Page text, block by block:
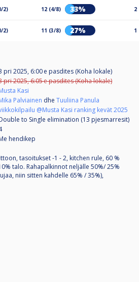
2) 12 (4/8) 33% 2
2) 11 (3/8) 27% 1
pri 2025, 6:00 e pasdites (Koha lokale)
pri 2025, 6:05 e pasdites (Koha lokale)
Kasi
Palviainen dhe Tuuliina Panula
@Musta Kasi ranking kevät 2025
to Single elimination (13 pjesmarresit)
hendikep
tasoitukset -1 - 2, kitchen rule, 60 %
talo. Rahapalkinnot neljälle 50%/ 25%
niin sitten kahdelle 65% / 35%),